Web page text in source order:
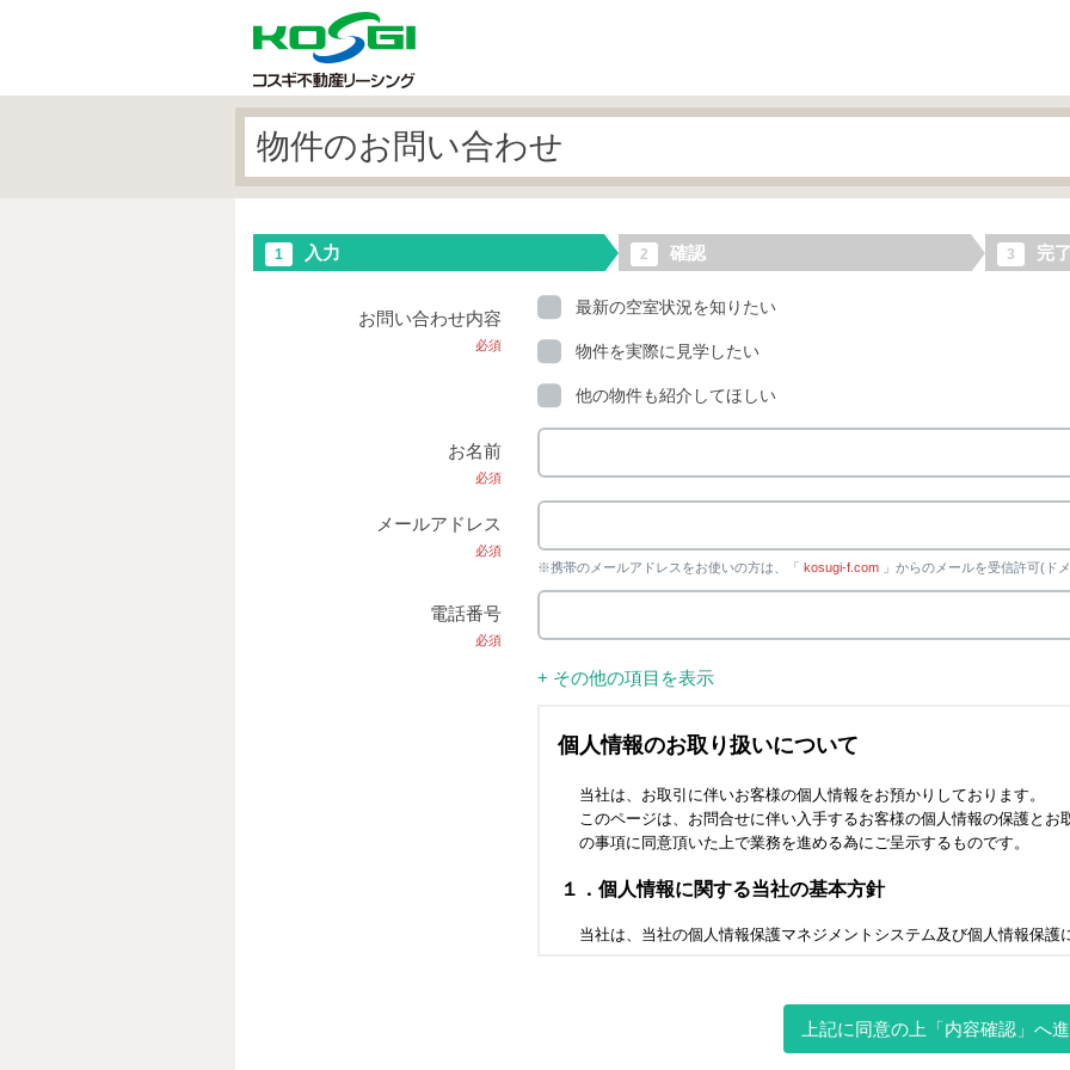
物件のお問い合わせ
1 入力 2 確認 3 完
お問い合わせ内容
必須
最新の空室状況を知りたい
物件を実際に見学したい
他の物件も紹介してほしい
お名前
必須
メールアドレス
必須
※携帯のメールアドレスをお使いの方は、「 kosugi-f.com」からのメールを受信許可(ド
電話番号
必須
+ その他の項目を表示
上記に同意の上「内容確認」へ